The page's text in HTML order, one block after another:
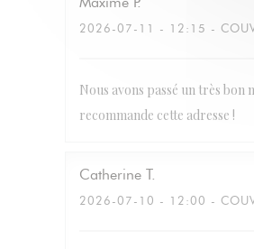
2026-07-11 - 12:15 -
Nous avons passé un très
recommande cette adresse !
Catherine T
2026-07-10 - 12:00 -